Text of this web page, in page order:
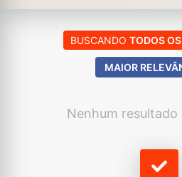
BUSCANDO TODOS
MAIOR
Nenhum